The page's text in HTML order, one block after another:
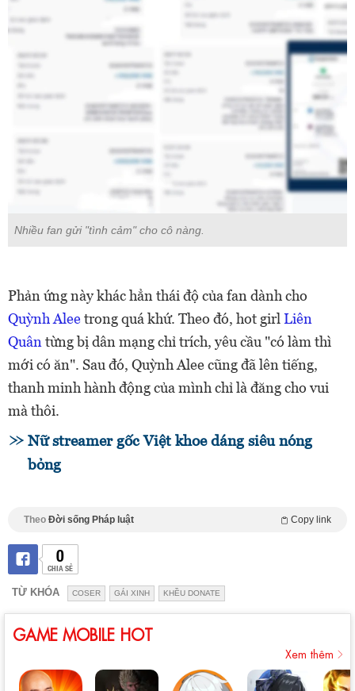
Nhiều fan gửi "tình cảm" cho cô nàng.
Phản ứng này khác hẳn thái độ của fan dành cho
Quỳnh Aleetrong quá khứ. Theo đó, hot girl Liên
Quân từng bị dân mạng chỉ trích, yêu cầu "có làm thì
mới có ăn". Sau đó, Quỳnh Alee cũng đã lên tiếng,
thanh minh hành động của mình chỉ là đăng cho vui
mà thôi.
Nữ streamer gốc Việt khoe dáng siêu nóng
bỏng
Theo Đời sống Pháp luật Copy link
0
CHIA SẺ
TỪ KHÓA COSER GÁI XINH KHỀU DONATE
GAME MOBILE HOT
Xem thêm